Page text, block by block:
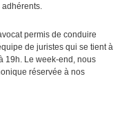
permis de conduire
de juristes qui se tient à
19h. Le week-end, nous
réservée à nos